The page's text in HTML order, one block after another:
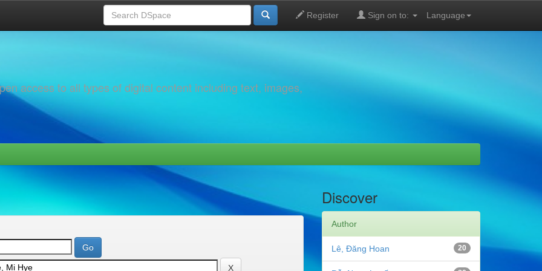
Language
Register Sign on to:
access to all types of digital content including text, images,
Discover
Author
20
Lê, Đăng Hoan